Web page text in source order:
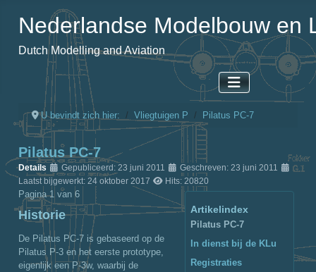
Nederlandse Modelbouw en
Dutch Modelling and Aviation
U bevindt zich hier: Vliegtuigen P Pilatus PC-7
Pilatus PC-7
Details Gepubliceerd: 23 juni 2011
Geschreven: 23 juni 2011
Laatst bijgewerkt: 24 oktober 2017
Hits: 20820
Artikelindex
Pilatus PC-7
In dienst bij de KLu
Registraties
Pagina 1 van 6
Historie
De Pilatus PC-7 is gebaseerd op de
Pilatus P-3 en het eerste prototype,
eigenlijk een P-3w, waarbij de